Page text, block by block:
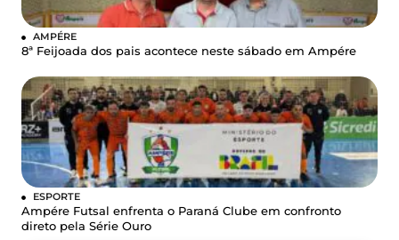
AMPÉRE
8ª Feijoada dos pais acontece neste sábado em Ampére
ESPORTE
Ampére Futsal enfrenta o Paraná Clube em confronto
direto pela Série Ouro